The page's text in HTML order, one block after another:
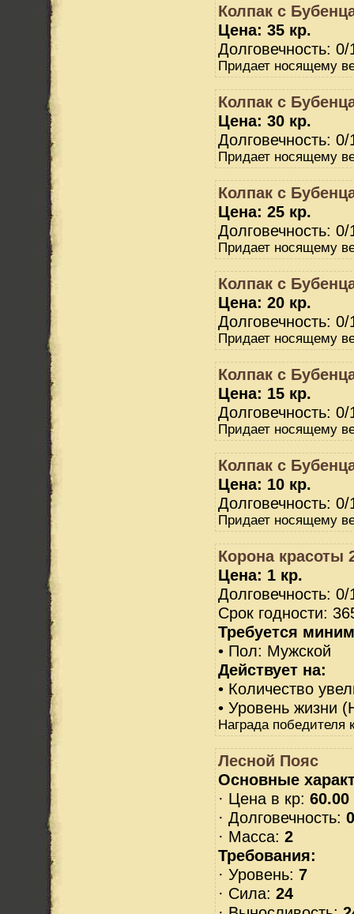
Колпак с
Цена: 35 кр.
Долговечность: 0/
Придает носящему
Колпак с
Цена: 30 кр.
Долговечность: 0/
Придает носящему
Колпак с
Цена: 25 кр.
Долговечность: 0/
Придает носящему
Колпак с
Цена: 20 кр.
Долговечность: 0/
Придает носящему
Колпак с
Цена: 15 кр.
Долговечность: 0/
Придает носящему
Колпак с
Цена: 10 кр.
Долговечность: 0/
Придает носящему
Корона красоты
Цена: 1 кр.
Долговечность: 0/
Срок годности:
Требуется
• Пол: Мужской
Действует на:
• Количество
• Уровень жизни
Награда победителя
Лесной Пояс
Основные
· Цена в кр: 60.00
· Долговечность:
· Масса: 2
Требования:
· Уровень: 7
· Сила: 24